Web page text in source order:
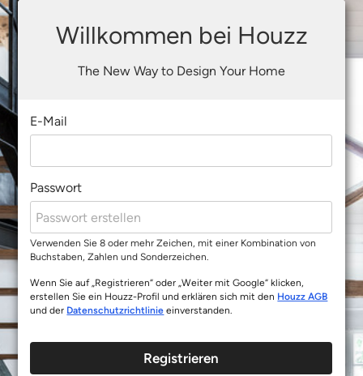
Willkommen bei Houzz
The New Way to Design Your Home
E-Mail
Passwort
Verwenden Sie 8 oder mehr Zeichen, mit einer Kombination von
Buchstaben, Zahlen und Sonderzeichen.
Wenn Sie auf „Registrieren“ oder „Weiter mit Google“ klicken,
erstellen Sie ein Houzz-Profil und erklären sich mit den Houzz AGB
und der Datenschutzrichtlinie einverstanden.
Registrieren